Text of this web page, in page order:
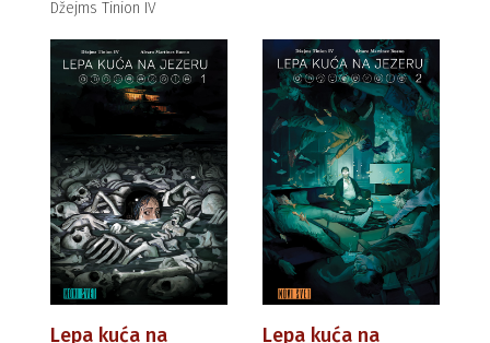
Džejms Tinion IV
Lepa kuća na
Lepa kuća na